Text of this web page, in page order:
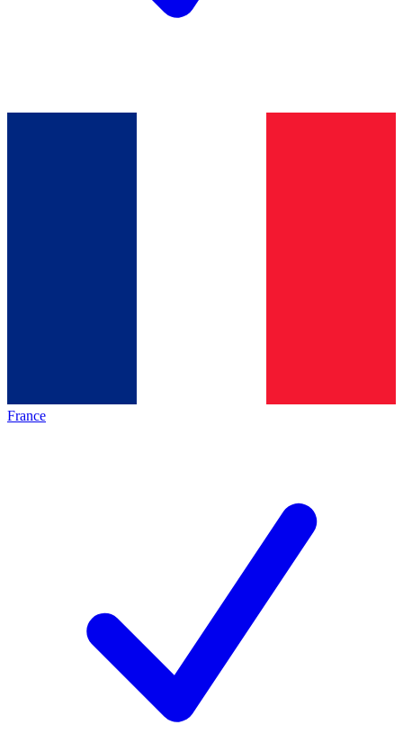
France